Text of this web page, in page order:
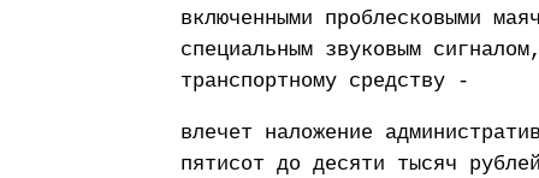
включенными проблесковыми
специальным звуковым
транспортному средству -
влечет наложение
пятисот до десяти тысяч